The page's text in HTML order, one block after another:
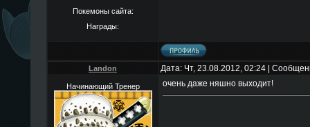
Покемоны сайта:
Награды:
Landon Дата: Чт, 23.08.2012, 02:24 |
Начинающий Тренер очень даже няшно выходит!